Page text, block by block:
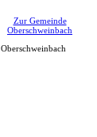
Oberschweinbach